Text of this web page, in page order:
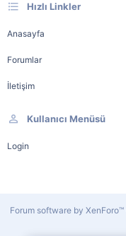
Hızlı Linkler
Anasayfa
Forumlar
İletişim
Kullanıcı Menüsü
Login
Forum software by XenForo™